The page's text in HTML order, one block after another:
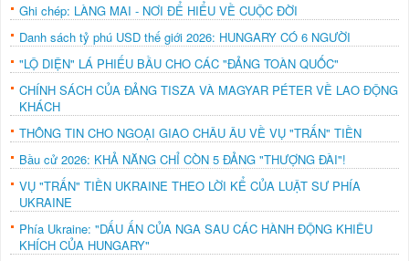
Ghi chép: LÀNG MAI - NƠI ĐỂ HIỂU VỀ CUỘC ĐỜI
Danh sách tỷ phú USD thế giới 2026: HUNGARY CÓ 6 NGƯỜI
"LỘ DIỆN" LÁ PHIẾU BẦU CHO CÁC "ĐẢNG TOÀN QUỐC"
CHÍNH SÁCH CỦA ĐẢNG TISZA VÀ MAGYAR PÉTER VỀ LAO ĐỘNG
KHÁCH
THÔNG TIN CHO NGOẠI GIAO CHÂU ÂU VỀ VỤ "TRẤN" TIỀN
Bầu cử 2026: KHẢ NĂNG CHỈ CÒN 5 ĐẢNG "THƯỢNG ĐÀI"!
VỤ "TRẤN" TIỀN UKRAINE THEO LỜI KỂ CỦA LUẬT SƯ PHÍA
UKRAINE
Phía Ukraine: "DẤU ẤN CỦA NGA SAU CÁC HÀNH ĐỘNG KHIÊU
KHÍCH CỦA HUNGARY"